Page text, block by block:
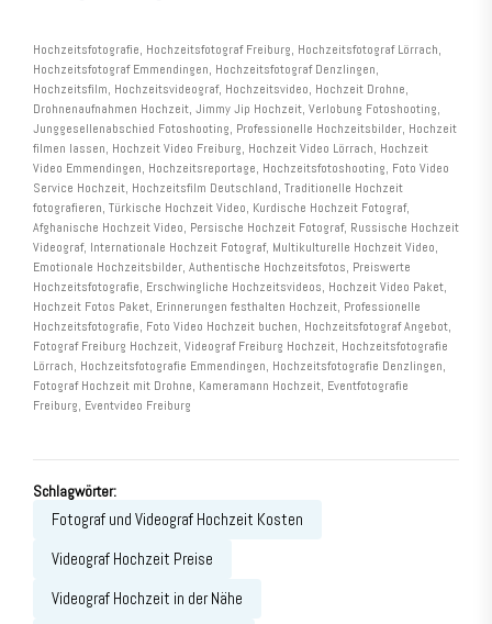
Hochzeitsfotografie, Hochzeitsfotograf Freiburg, Hochzeitsfotograf Lörrach,
Hochzeitsfotograf Emmendingen, Hochzeitsfotograf Denzlingen,
Hochzeitsfilm, Hochzeitsvideograf, Hochzeitsvideo, Hochzeit Drohne,
Drohnenaufnahmen Hochzeit, Jimmy Jip Hochzeit, Verlobung Fotoshooting,
Junggesellenabschied Fotoshooting, Professionelle Hochzeitsbilder, Hochzeit
filmen lassen, Hochzeit Video Freiburg, Hochzeit Video Lörrach, Hochzeit
Video Emmendingen, Hochzeitsreportage, Hochzeitsfotoshooting, Foto Video
Service Hochzeit, Hochzeitsfilm Deutschland, Traditionelle Hochzeit
fotografieren, Türkische Hochzeit Video, Kurdische Hochzeit Fotograf,
Afghanische Hochzeit Video, Persische Hochzeit Fotograf, Russische Hochzeit
Videograf, Internationale Hochzeit Fotograf, Multikulturelle Hochzeit Video,
Emotionale Hochzeitsbilder, Authentische Hochzeitsfotos, Preiswerte
Hochzeitsfotografie, Erschwingliche Hochzeitsvideos, Hochzeit Video Paket,
Hochzeit Fotos Paket, Erinnerungen festhalten Hochzeit, Professionelle
Hochzeitsfotografie, Foto Video Hochzeit buchen, Hochzeitsfotograf Angebot,
Fotograf Freiburg Hochzeit, Videograf Freiburg Hochzeit, Hochzeitsfotografie
Lörrach, Hochzeitsfotografie Emmendingen, Hochzeitsfotografie Denzlingen,
Fotograf Hochzeit mit Drohne, Kameramann Hochzeit, Eventfotografie
Freiburg, Eventvideo Freiburg
Schlagwörter:
Fotograf und Videograf Hochzeit Kosten
Videograf Hochzeit Preise
Videograf Hochzeit in der Nähe